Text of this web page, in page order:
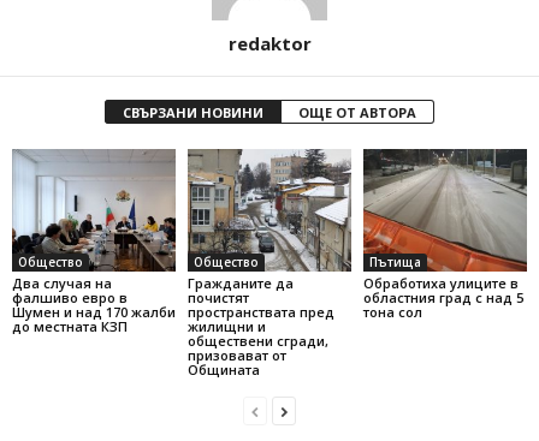
redaktor
СВЪРЗАНИ НОВИНИ ОЩЕ ОТ АВТОРА
Общество
Два случая на
фалшиво евро в
Шумен и над 170 жалби
до местната КЗП
Общество
Гражданите да
почистят
пространствата пред
жилищни и
обществени сгради,
призовават от
Общината
Пътища
Обработиха улиците в
областния град с над 5
тона сол